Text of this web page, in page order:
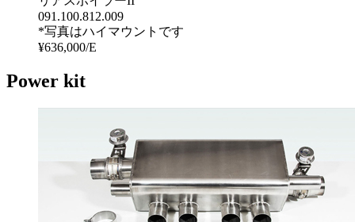
091.100.812.009
*写真はハイマウントです
¥636,000/E
Power kit